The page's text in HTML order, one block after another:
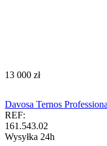
‍13 000‍ zł
Davosa Ternos
REF:
161.543.02
Wysyłka 24h